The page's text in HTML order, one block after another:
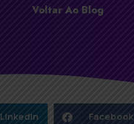
Voltar Ao Blog
LinkedIn Facebook